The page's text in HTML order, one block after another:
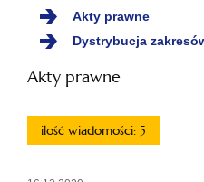
Akty prawne
Dystrybucja
Akty prawne
ilość wiadomości: 5